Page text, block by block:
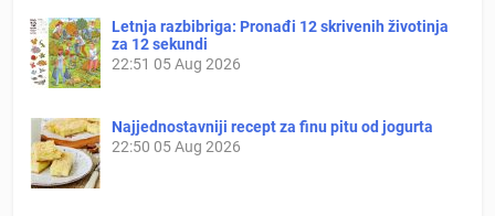
Letnja razbibriga: Pronađi 12 skrivenih životinja
za 12 sekundi
22:51 05 Aug 2026
Najjednostavniji recept za finu pitu od jogurta
22:50 05 Aug 2026